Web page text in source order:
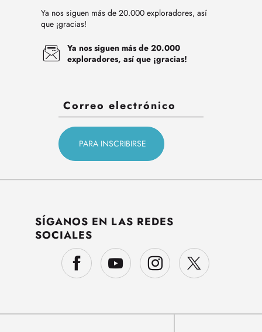
Ya nos siguen más de 20.000 exploradores, así
que ¡gracias!
Ya nos siguen más de 20.000
exploradores, así que ¡gracias!
SÍGANOS EN LAS REDES
SOCIALES